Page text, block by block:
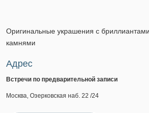
Оригинальные украшения с
камнями
Адрес
Встречи по предварительной записи
Москва, Озерковская наб. 22 /24